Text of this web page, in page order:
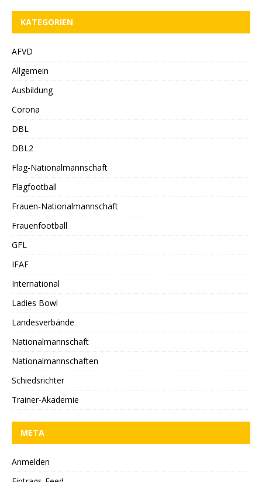
KATEGORIEN
AFVD
Allgemein
Ausbildung
Corona
DBL
DBL2
Flag-Nationalmannschaft
Flagfootball
Frauen-Nationalmannschaft
Frauenfootball
GFL
IFAF
International
Ladies Bowl
Landesverbände
Nationalmannschaft
Nationalmannschaften
Schiedsrichter
Trainer-Akademie
META
Anmelden